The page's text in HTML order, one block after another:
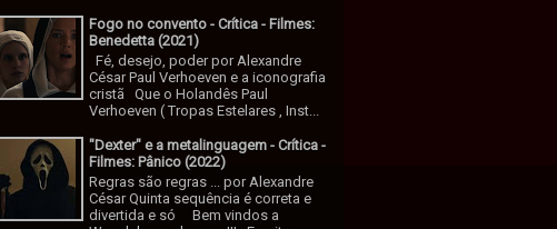
Fogo no convento - Crítica - Filmes:
Benedetta (2021)
Fé, desejo, poder por Alexandre
César Paul Verhoeven e a iconografia
cristã Que o Holandês Paul
Verhoeven ( Tropas Estelares , Inst...
"Dexter" e a metalinguagem - Crítica -
Filmes: Pânico (2022)
Regras são regras ... por Alexandre
César Quinta sequência é correta e
divertida e só Bem vindos a